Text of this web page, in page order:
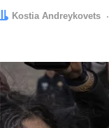
Автор:
Kostia Andreykovets